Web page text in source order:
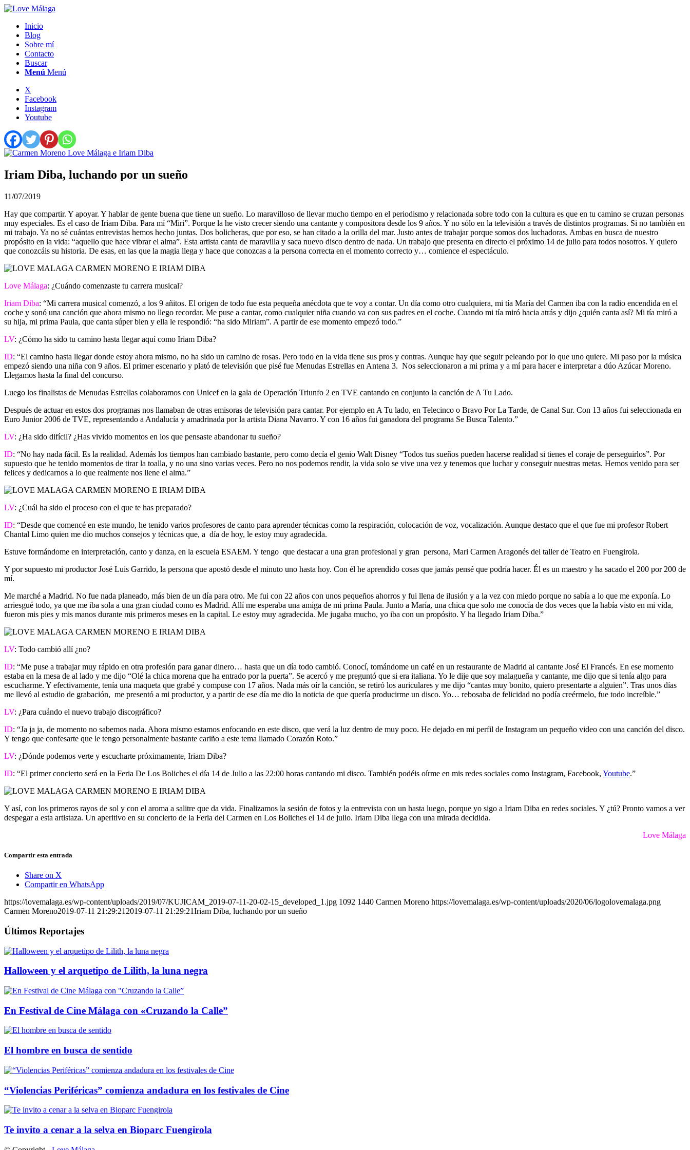
Inicio
Blog
Sobre mí
Contacto
Buscar
Menú Menú
X
Facebook
Instagram
Youtube
Iriam Diba, luchando por un sueño
11/07/2019
Hay que compartir. Y apoyar. Y hablar de gente buena que tiene un sueño. Lo maravilloso de llevar mucho tiempo en el periodismo y relacionada sobre todo con la cultura es que en tu camino se cruzan personas
muy especiales. Es el caso de Iriam Diba. Para mí “Miri”. Porque la he visto crecer siendo una cantante y compositora desde los 9 años. Y no sólo en la televisión a través de distintos programas. Si no también en
mi trabajo. Ya no sé cuántas entrevistas hemos hecho juntas. Dos bolicheras, que por eso, se han citado a la orilla del mar. Justo antes de trabajar porque somos dos luchadoras. Ambas en busca de nuestro
propósito en la vida: “aquello que hace vibrar el alma”. Esta artista canta de maravilla y saca nuevo disco dentro de nada. Un trabajo que presenta en directo el próximo 14 de julio para todos nosotros. Y quiero
que conozcáis su historia. De esas, en las que la magia llega y hace que conozcas a la persona correcta en el momento correcto y… comience el espectáculo.
Love Málaga: ¿Cuándo comenzaste tu carrera musical?
Iriam Diba: “Mi carrera musical comenzó, a los 9 añitos. El origen de todo fue esta pequeña anécdota que te voy a contar. Un día como otro cualquiera, mi tía María del Carmen iba con la radio encendida en el
coche y sonó una canción que ahora mismo no llego recordar. Me puse a cantar, como cualquier niña cuando va con sus padres en el coche. Cuando mi tía miró hacia atrás y dijo ¿quién canta así? Mi tía miró a
su hija, mi prima Paula, que canta súper bien y ella le respondió: “ha sido Miriam”. A partir de ese momento empezó todo.”
LV: ¿Cómo ha sido tu camino hasta llegar aquí como Iriam Diba?
ID: “El camino hasta llegar donde estoy ahora mismo, no ha sido un camino de rosas. Pero todo en la vida tiene sus pros y contras. Aunque hay que seguir peleando por lo que uno quiere. Mi paso por la música
empezó siendo una niña con 9 años. El primer escenario y plató de televisión que pisé fue Menudas Estrellas en Antena 3. Nos seleccionaron a mi prima y a mí para hacer e interpretar a dúo Azúcar Moreno.
Llegamos hasta la final del concurso.
Luego los finalistas de Menudas Estrellas colaboramos con Unicef en la gala de Operación Triunfo 2 en TVE cantando en conjunto la canción de A Tu Lado.
Después de actuar en estos dos programas nos llamaban de otras emisoras de televisión para cantar. Por ejemplo en A Tu lado, en Telecinco o Bravo Por La Tarde, de Canal Sur. Con 13 años fui seleccionada en
Euro Junior 2006 de TVE, representando a Andalucía y amadrinada por la artista Diana Navarro. Y con 16 años fui ganadora del programa Se Busca Talento.”
LV: ¿Ha sido difícil? ¿Has vivido momentos en los que pensaste abandonar tu sueño?
ID: “No hay nada fácil. Es la realidad. Además los tiempos han cambiado bastante, pero como decía el genio Walt Disney “Todos tus sueños pueden hacerse realidad si tienes el coraje de perseguirlos”. Por
supuesto que he tenido momentos de tirar la toalla, y no una sino varias veces. Pero no nos podemos rendir, la vida solo se vive una vez y tenemos que luchar y conseguir nuestras metas. Hemos venido para ser
felices y dedicarnos a lo que realmente nos llene el alma.”
LV: ¿Cuál ha sido el proceso con el que te has preparado?
ID: “Desde que comencé en este mundo, he tenido varios profesores de canto para aprender técnicas como la respiración, colocación de voz, vocalización. Aunque destaco que el que fue mi profesor Robert
Chantal Limo quien me dio muchos consejos y técnicas que, a día de hoy, le estoy muy agradecida.
Estuve formándome en interpretación, canto y danza, en la escuela ESAEM. Y tengo que destacar a una gran profesional y gran persona, Mari Carmen Aragonés del taller de Teatro en Fuengirola.
Y por supuesto mi productor José Luis Garrido, la persona que apostó desde el minuto uno hasta hoy. Con él he aprendido cosas que jamás pensé que podría hacer. Él es un maestro y ha sacado el 200 por 200 de
mí.
Me marché a Madrid. No fue nada planeado, más bien de un día para otro. Me fui con 22 años con unos pequeños ahorros y fui llena de ilusión y a la vez con miedo porque no sabía a lo que me exponía. Lo
arriesgué todo, ya que me iba sola a una gran ciudad como es Madrid. Allí me esperaba una amiga de mi prima Paula. Junto a María, una chica que solo me conocía de dos veces que la había visto en mi vida,
fueron mis pies y mis manos durante mis primeros meses en la capital. Le estoy muy agradecida. Me jugaba mucho, yo iba con un propósito. Y ha llegado Iriam Diba.”
LV: Todo cambió allí ¿no?
ID: “Me puse a trabajar muy rápido en otra profesión para ganar dinero… hasta que un día todo cambió. Conocí, tomándome un café en un restaurante de Madrid al cantante José El Francés. En ese momento
estaba en la mesa de al lado y me dijo “Olé la chica morena que ha entrado por la puerta”. Se acercó y me preguntó que si era italiana. Yo le dije que soy malagueña y cantante, me dijo que si tenía algo para
escucharme. Y efectivamente, tenía una maqueta que grabé y compuse con 17 años. Nada más oír la canción, se retiró los auriculares y me dijo “cantas muy bonito, quiero presentarte a alguien”. Tras unos días
me llevó al estudio de grabación, me presentó a mi productor, y a partir de ese día me dio la noticia de que quería producirme un disco. Yo… rebosaba de felicidad no podía creérmelo, fue todo increíble.”
LV: ¿Para cuándo el nuevo trabajo discográfico?
ID: “Ja ja ja, de momento no sabemos nada. Ahora mismo estamos enfocando en este disco, que verá la luz dentro de muy poco. He dejado en mi perfil de Instagram un pequeño video con una canción del disco.
Y tengo que confesarte que le tengo personalmente bastante cariño a este tema llamado Corazón Roto.”
LV: ¿Dónde podemos verte y escucharte próximamente, Iriam Diba?
ID: “El primer concierto será en la Feria De Los Boliches el día 14 de Julio a las 22:00 horas cantando mi disco. También podéis oírme en mis redes sociales como Instagram, Facebook, Youtube.”
Y así, con los primeros rayos de sol y con el aroma a salitre que da vida. Finalizamos la sesión de fotos y la entrevista con un hasta luego, porque yo sigo a Iriam Diba en redes sociales. Y ¿tú? Pronto vamos a ver
despegar a esta artistaza. Un aperitivo en su concierto de la Feria del Carmen en Los Boliches el 14 de julio. Iriam Diba llega con una mirada decidida.
Love Málaga
Compartir esta entrada
Share on X
Compartir en WhatsApp
https://lovemalaga.es/wp-content/uploads/2019/07/KUJICAM_2019-07-11-20-02-15_developed_1.jpg 1092 1440 Carmen Moreno https://lovemalaga.es/wp-content/uploads/2020/06/logolovemalaga.png
Carmen Moreno2019-07-11 21:29:21 2019-07-11 21:29:21Iriam Diba, luchando por un sueño
Últimos Reportajes
Halloween y el arquetipo de Lilith, la luna negra
En Festival de Cine Málaga con «Cruzando la Calle”
El hombre en busca de sentido
“Violencias Periféricas” comienza andadura en los festivales de Cine
Te invito a cenar a la selva en Bioparc Fuengirola